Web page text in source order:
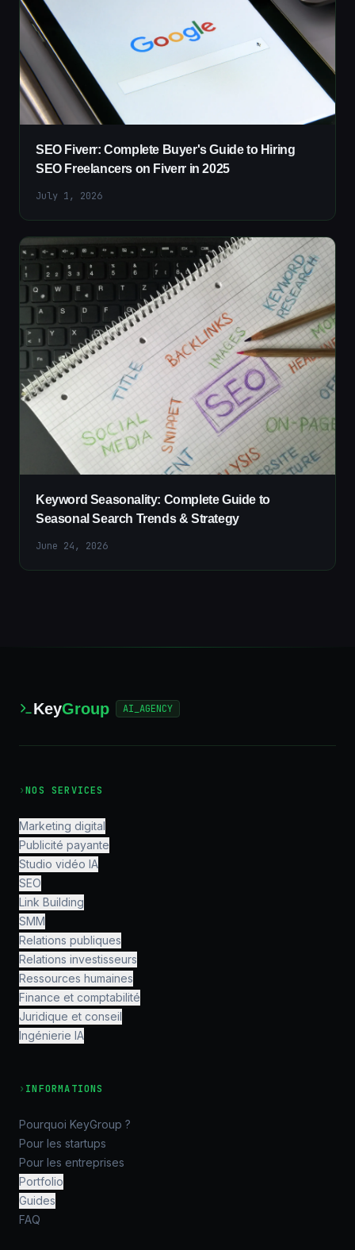
SEO Fiverr: Complete Buyer's Guide to Hiring
SEO Freelancers on Fiverr in 2025
July 1, 2026
Keyword Seasonality: Complete Guide to
Seasonal Search Trends & Strategy
June 24, 2026
KeyGroup AI_AGENCY
›NOS SERVICES
Marketing digital
Publicité payante
Studio vidéo IA
SEO
Link Building
SMM
Relations publiques
Relations investisseurs
Ressources humaines
Finance et comptabilité
Juridique et conseil
Ingénierie IA
› INFORMATIONS
Pourquoi KeyGroup ?
Pour les startups
Pour les entreprises
Portfolio
Guides
FAQ